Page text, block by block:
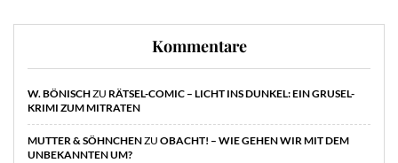
Kommentare
W. BÖNISCHZU RÄTSEL-COMIC – LICHT INS DUNKEL: EIN GRUSEL-
KRIMI ZUM MITRATEN
MUTTER & SÖHNCHENZU OBACHT! – WIE GEHEN WIR MIT DEM
UNBEKANNTEN UM?